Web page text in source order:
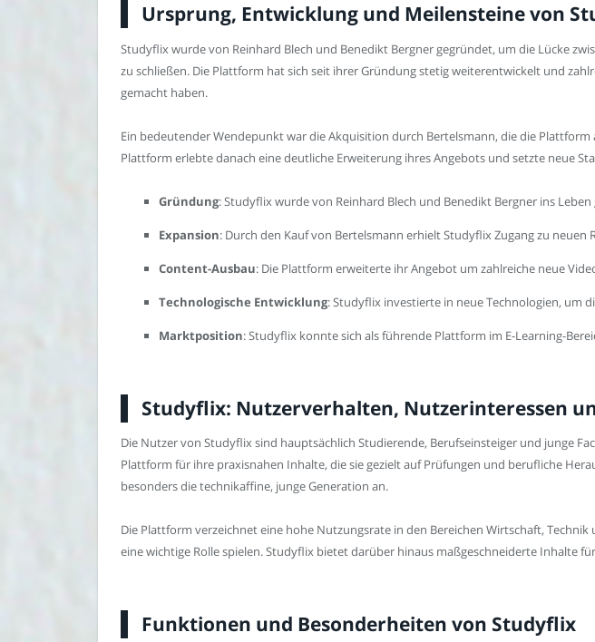
Ursprung, Entwicklung und Meilensteine von
Studyflix wurde von Reinhard Blech und Benedikt Bergner gegründet, um die Lücke
zu schließen. Die Plattform hat sich seit ihrer Gründung stetig weiterentwickelt und
gemacht haben.
Ein bedeutender Wendepunkt war die Akquisition durch Bertelsmann, die die
Plattform erlebte danach eine deutliche Erweiterung ihres Angebots und setzte neue
Gründung: Studyflix wurde von Reinhard Blech und Benedikt Bergner ins
Expansion: Durch den Kauf von Bertelsmann erhielt Studyflix Zugang zu
Content-Ausbau: Die Plattform erweiterte ihr Angebot um zahlreiche neue
Technologische Entwicklung: Studyflix investierte in neue Technologien, um
Marktposition: Studyflix konnte sich als führende Plattform im E-Learning-
Studyflix: Nutzerverhalten, Nutzerinteressen
Die Nutzer von Studyflix sind hauptsächlich Studierende, Berufseinsteiger und junge
Plattform für ihre praxisnahen Inhalte, die sie gezielt auf Prüfungen und berufliche
besonders die technikaffine, junge Generation an.
Die Plattform verzeichnet eine hohe Nutzungsrate in den Bereichen Wirtschaft,
eine wichtige Rolle spielen. Studyflix bietet darüber hinaus maßgeschneiderte Inhalte
Funktionen und Besonderheiten von Studyflix